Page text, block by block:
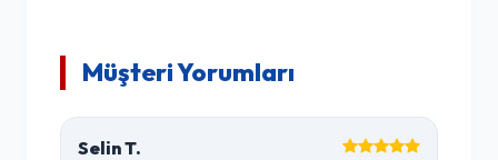
Müşteri Yorumları
Selin T.